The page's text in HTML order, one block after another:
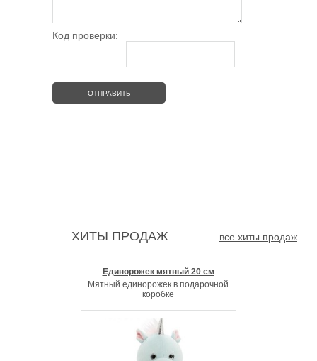
Код проверки:
все хиты продаж
ХИТЫ ПРОДАЖ
Единорожек мятный 20 см
Мятный единорожек в подарочной
коробке